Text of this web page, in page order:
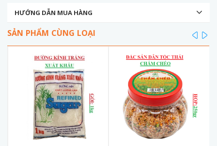
HƯỚNG DẪN MUA HÀNG
SẢN PHẨM CÙNG LOẠI prev